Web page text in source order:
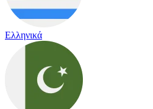
Ελληνικά